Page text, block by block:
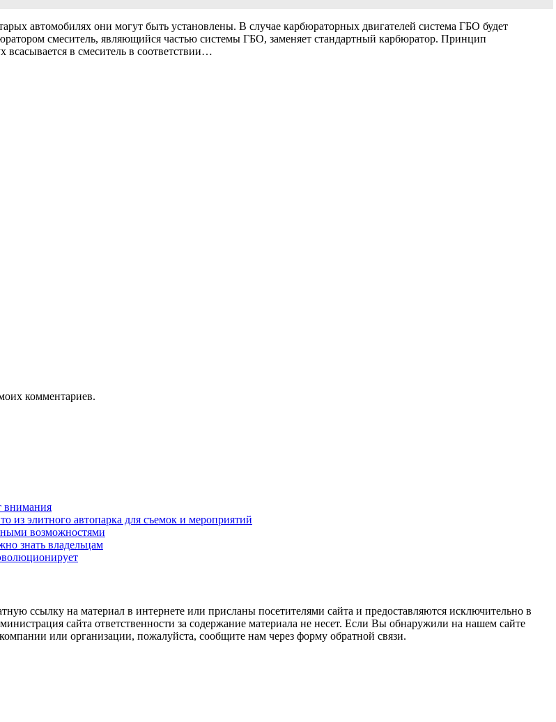
автомобилях они могут быть установлены. В случае карбюраторных двигателей система ГБО будет
смеситель, являющийся частью системы ГБО, заменяет стандартный карбюратор. Принцип
всасывается в смеситель в соответствии…
комментариев.
внимания
из элитного автопарка для съемок и мероприятий
возможностями
знать владельцам
ссылку на материал в интернете или присланы посетителями сайта и предоставляются исключительно в
сайта ответственности за содержание материала не несет. Если Вы обнаружили на нашем сайте
или организации, пожалуйста, сообщите нам через форму обратной связи.